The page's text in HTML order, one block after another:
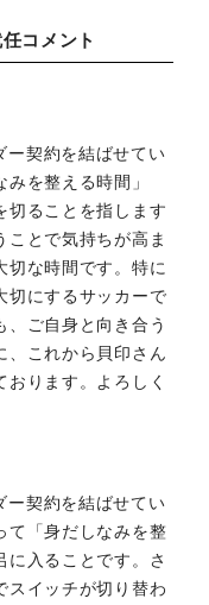
コメント
ー契約を結ばせてい
を整える時間」
切ることを指します
ことで気持ちが高ま
切な時間です。特に
切にするサッカーで
、ご自身と向き合う
、これから貝印さん
ります。よろしく
ー契約を結ばせてい
て「身だしなみを整
に入ることです。さ
スイッチが切り替わ